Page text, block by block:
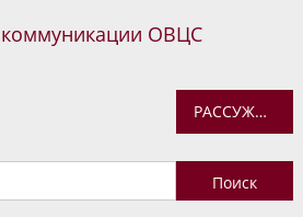
ОВЦС
РАССУЖДЕНИЯ О МОНАШЕСКОЙ ЖИЗНИ. ИГУМЕН АВГУСТИН (НЕВОДНИЧЕК)
Найти: